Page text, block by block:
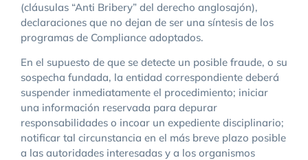
(cláusulas “Anti Bribery” del derecho anglosajón),
declaraciones que no dejan de ser una síntesis de los
programas de Compliance adoptados.
En el supuesto de que se detecte un posible fraude, o su
sospecha fundada, la entidad correspondiente deberá
suspender inmediatamente el procedimiento; iniciar
una información reservada para depurar
responsabilidades o incoar un expediente disciplinario;
notificar tal circunstancia en el más breve plazo posible
a las autoridades interesadas y a los organismos